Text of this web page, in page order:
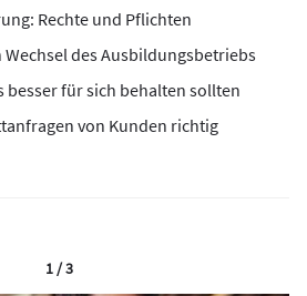
Rechte und Pflichten
Wechsel des Ausbildungsbetriebs
besser für sich behalten sollten
von Kunden richtig
1 / 3